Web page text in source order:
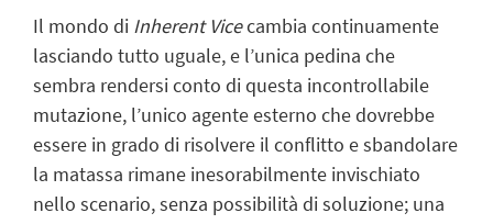
Il mondo di Inherent Vicecambia continuamente
lasciando tutto uguale, e l’unica pedina che
sembra rendersi conto di questa incontrollabile
mutazione, l’unico agente esterno che dovrebbe
essere in grado di risolvere il conflitto e sbandolare
la matassa rimane inesorabilmente invischiato
nello scenario, senza possibilità di soluzione; una